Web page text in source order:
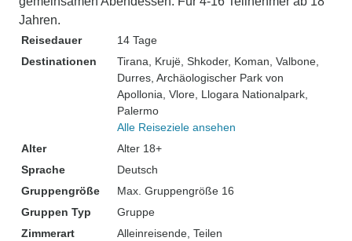
Jahren.
Reisedauer
14 Tage
Destinationen
Tirana , Krujë , Shkoder, Koman , Valbone
Durres , Archäologischer Park von
Apollonia , Vlore , Llogara Nationalpark
Palermo
Alle Reiseziele ansehen
Alter
Alter 18+
Sprache
Deutsch
Gruppengröße
Max. Gruppengröße 16
Gruppen Typ
Gruppe
Zimmerart
Alleinreisende, Teilen